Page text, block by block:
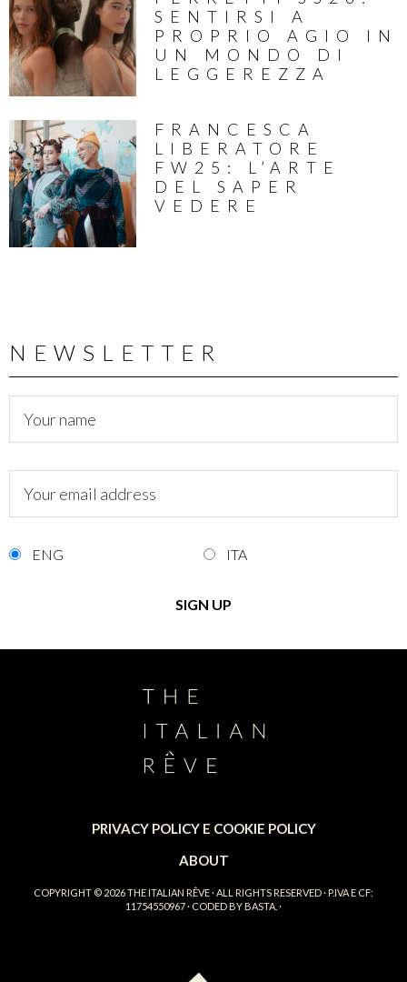
SENTIRSI A
PROPRIO AGIO IN
UN MONDO DI
LEGGEREZZA
FRANCESCA
LIBERATORE
FW25: L’ARTE
DEL SAPER
VEDERE
NEWSLETTER
ENG ITA
PRIVACY POLICY E COOKIE POLICY
ABOUT
COPYRIGHT © 2026THE ITALIAN RÊVE· ALL RIGHTS RESERVED · P.IVA E CF:
11754550967 · CODED BY BASTA. ·